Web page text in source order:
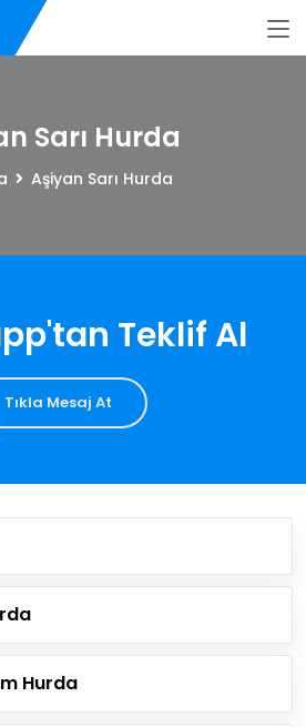
Sarı Hurda
Aşiyan Sarı Hurda
Teklif Al
Tıkla Mesaj At
Hurda